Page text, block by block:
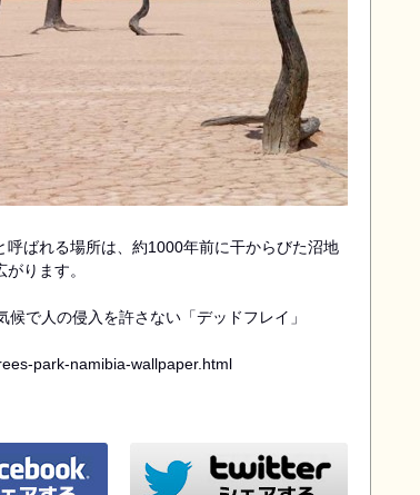
ばれる場所は、約1000年前に干からびた沼地
ります。
で人の侵入を許さない「デッドフレイ」
park-namibia-wallpaper.html